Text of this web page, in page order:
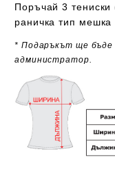
Поръчай 3
раничка тип
* Подаръкът ще бъде
администратор.